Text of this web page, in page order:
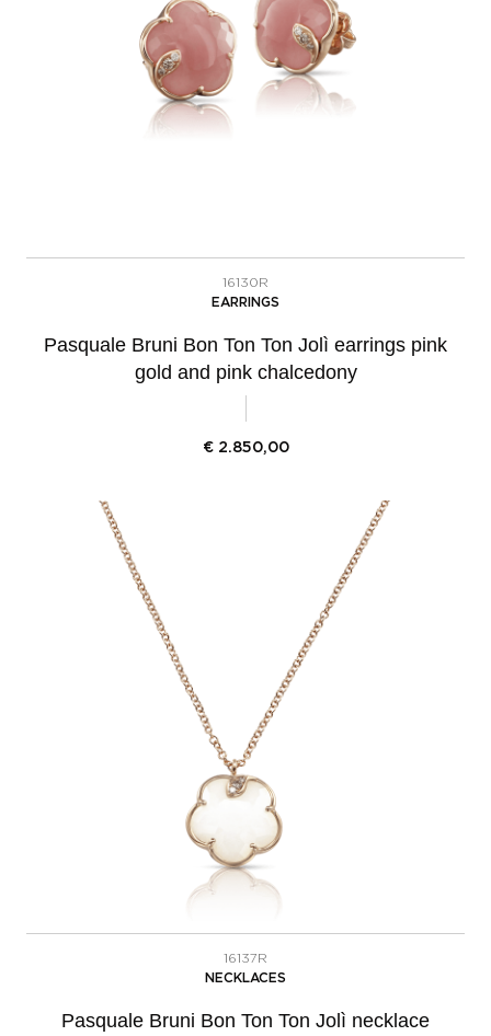
16130R
EARRINGS
Pasquale Bruni Bon Ton Ton Jolì earrings pink
gold and pink chalcedony
€ 2.850,00
16137R
NECKLACES
Pasquale Bruni Bon Ton Ton Jolì necklace